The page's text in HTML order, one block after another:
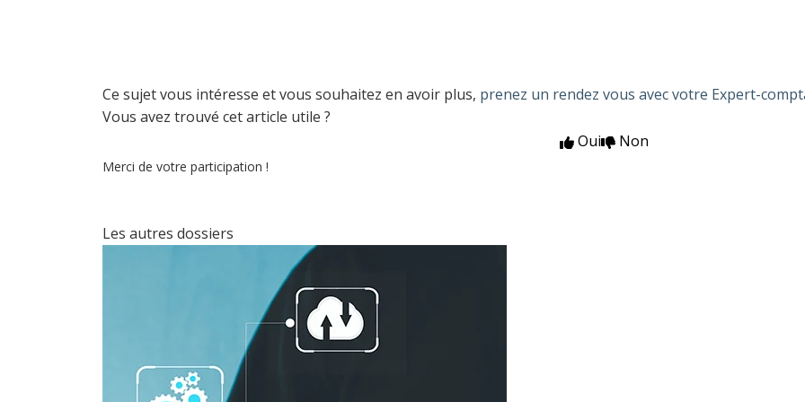
Ce sujet vous intéresse et vous souhaitez en avoir plus, prenez un rendez vous avec votre Expert-
Vous avez trouvé cet article utile ?
Oui
Non
Merci de votre participation !
Les autres dossiers